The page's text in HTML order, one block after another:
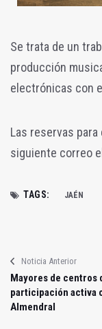
Se trata de un
producción
electrónicas con
Las reservas
siguiente correo
TAGS: JAÉN
Noticia Anterior
Mayores de centros
participación activa
Almendral